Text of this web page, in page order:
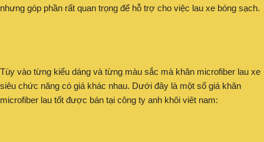
nhưng góp phần rất quan trọng để hỗ trợ cho việc lau xe bóng sạch.
Tùy vào từng kiểu dáng và từng màu sắc mà khăn microfiber lau xe
siêu chức năng có giá khác nhau. Dưới đây là một số giá khăn
microfiber lau tốt được bán tại công ty anh khôi viêt nam: